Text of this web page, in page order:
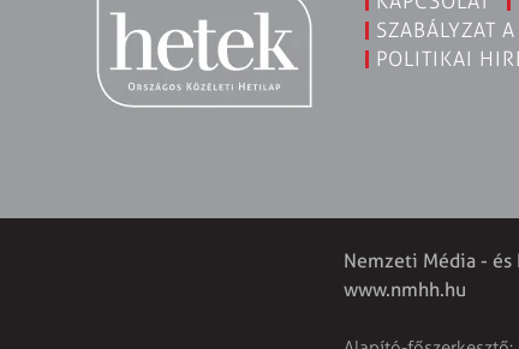
SZABÁLYZAT
POLITIKAI
Nemzeti Média -
www.nmhh.hu